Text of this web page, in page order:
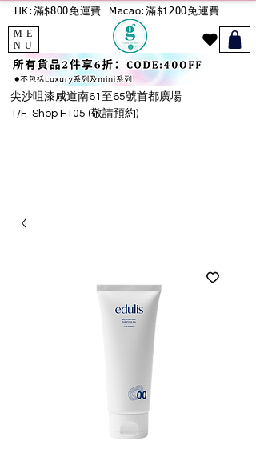
HK:滿$800免運費 Macao:滿$1200免運費
ME
NU
尖沙咀漆咸道南61至65號首都廣場
1/F Shop F105 (敬請預約)